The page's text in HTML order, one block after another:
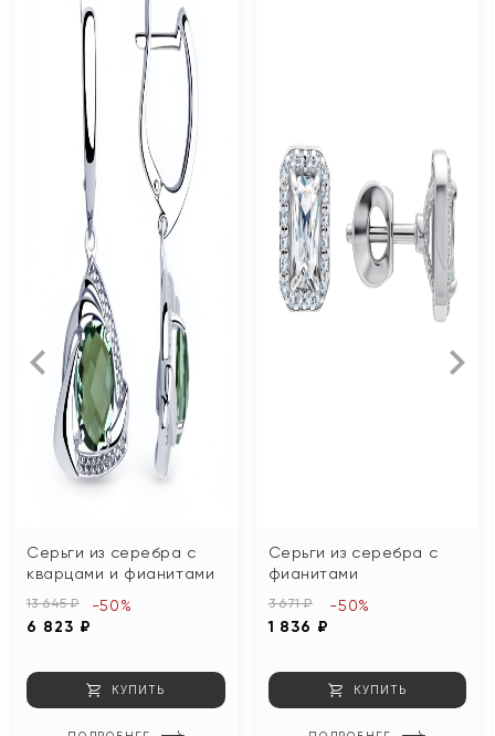
Серьги из серебра с
кварцами и фианитами
13 645 ₽
6 823 ₽
-50%
КУПИТЬ
Серьги из серебра с
фианитами
3 671 ₽
1 836 ₽
-50%
КУПИТЬ